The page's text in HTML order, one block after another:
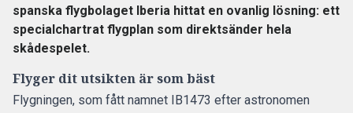
spanska flygbolaget Iberia hittat en ovanlig lösning: ett
specialchartrat flygplan som direktsänder hela
skådespelet.
Flyger dit utsikten är som bäst
Flygningen, som fått namnet IB1473 efter astronomen